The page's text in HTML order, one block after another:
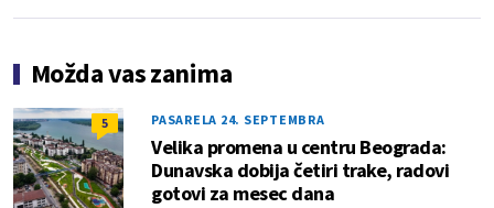
Možda vas zanima
5 PASARELA 24. SEPTEMBRA
Velika promena u centru Beograda:
Dunavska dobija četiri trake, radovi
gotovi za mesec dana